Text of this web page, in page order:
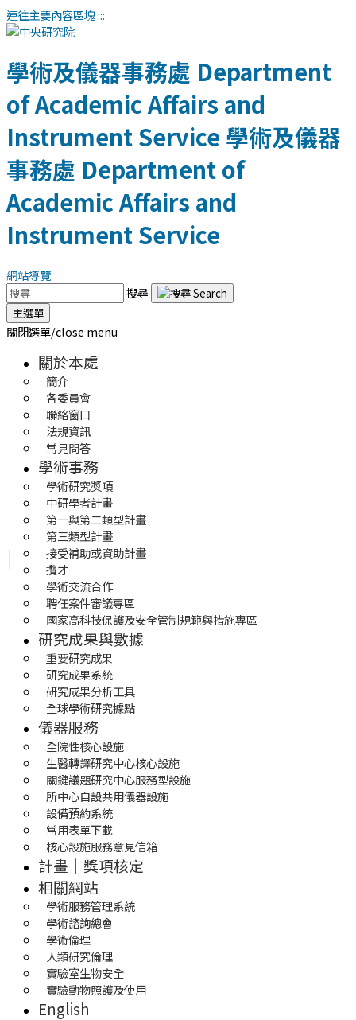
連往主要內容區塊:::
學術及儀器事務處 Department
of Academic Affairs and
Instrument Service 學術及儀器
事務處 Department of
Academic Affairs and
Instrument Service
網站導覽
搜尋
主選單
關閉選單/close menu
關於本處
簡介
各委員會
聯絡窗口
法規資訊
常見問答
學術事務
學術研究獎項
中研學者計畫
第一與第二類型計畫
第三類型計畫
接受補助或資助計畫
攬才
學術交流合作
聘任案件審議專區
國家高科技保護及安全管制規範與措施專區
研究成果與數據
重要研究成果
研究成果系統
研究成果分析工具
全球學術研究據點
儀器服務
全院性核心設施
生醫轉譯研究中心核心設施
關鍵議題研究中心服務型設施
所中心自設共用儀器設施
設備預約系統
常用表單下載
核心設施服務意見信箱
計畫｜獎項核定
相關網站
學術服務管理系統
學術諮詢總會
學術倫理
人類研究倫理
實驗室生物安全
實驗動物照護及使用
English